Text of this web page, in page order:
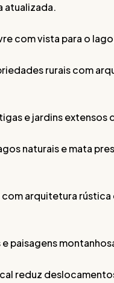
atualizada.
com vista para o
rurais com
e jardins
naturais e mata
com arquitetura
paisagens
reduz